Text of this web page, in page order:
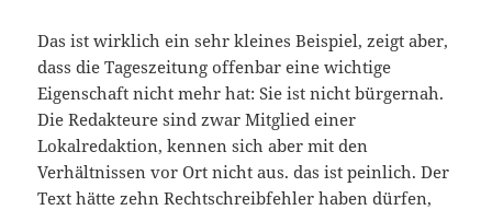
Das ist wirklich ein sehr kleines Beispiel, zeigt aber,
dass die Tageszeitung offenbar eine wichtige
Eigenschaft nicht mehr hat: Sie ist nicht bürgernah.
Die Redakteure sind zwar Mitglied einer
Lokalredaktion, kennen sich aber mit den
Verhältnissen vor Ort nicht aus. das ist peinlich. Der
Text hätte zehn Rechtschreibfehler haben dürfen,